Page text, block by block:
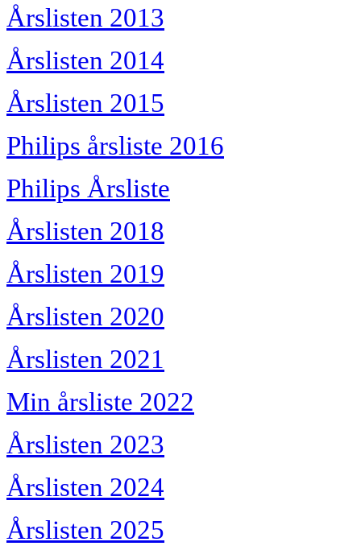
Årslisten 2013
Årslisten 2014
Årslisten 2015
Philips årsliste 2016
Philips Årsliste
Årslisten 2018
Årslisten 2019
Årslisten 2020
Årslisten 2021
Min årsliste 2022
Årslisten 2023
Årslisten 2024
Årslisten 2025